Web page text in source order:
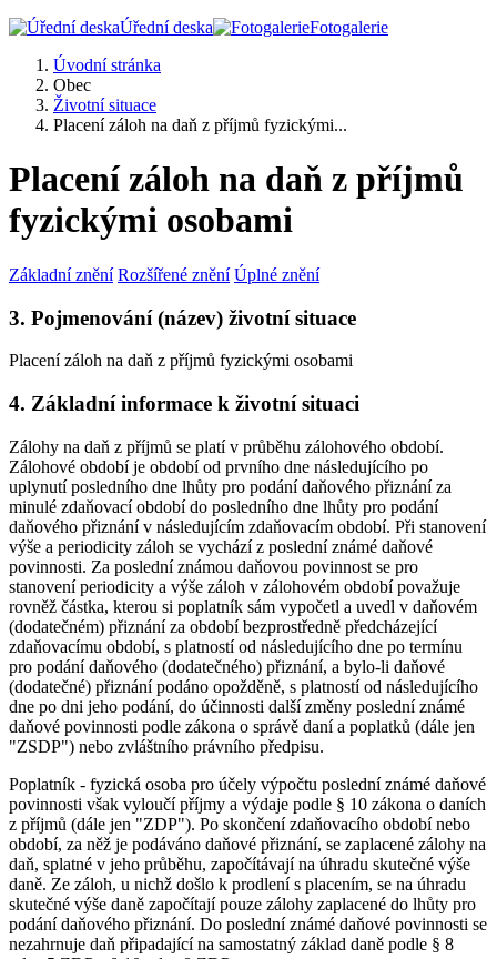
Úřední deska
Fotogalerie
Úvodní stránka
Obec
Životní situace
Placení záloh na daň z příjmů fyzickými...
Placení záloh na daň z příjmů
fyzickými osobami
Základní znění Rozšířené znění Úplné znění
3. Pojmenování (název) životní situace
Placení záloh na daň z příjmů fyzickými osobami
4. Základní informace k životní situaci
Zálohy na daň z příjmů se platí v průběhu zálohového období.
Zálohové období je období od prvního dne následujícího po
uplynutí posledního dne lhůty pro podání daňového přiznání za
minulé zdaňovací období do posledního dne lhůty pro podání
daňového přiznání v následujícím zdaňovacím období. Při stanovení
výše a periodicity záloh se vychází z poslední známé daňové
povinnosti. Za poslední známou daňovou povinnost se pro
stanovení periodicity a výše záloh v zálohovém období považuje
rovněž částka, kterou si poplatník sám vypočetl a uvedl v daňovém
(dodatečném) přiznání za období bezprostředně předcházející
zdaňovacímu období, s platností od následujícího dne po termínu
pro podání daňového (dodatečného) přiznání, a bylo-li daňové
(dodatečné) přiznání podáno opožděně, s platností od následujícího
dne po dni jeho podání, do účinnosti další změny poslední známé
daňové povinnosti podle zákona o správě daní a poplatků (dále jen
"ZSDP") nebo zvláštního právního předpisu.
Poplatník - fyzická osoba pro účely výpočtu poslední známé daňové
povinnosti však vyloučí příjmy a výdaje podle § 10 zákona o daních
z příjmů (dále jen "ZDP"). Po skončení zdaňovacího období nebo
období, za něž je podáváno daňové přiznání, se zaplacené zálohy na
daň, splatné v jeho průběhu, započítávají na úhradu skutečné výše
daně. Ze záloh, u nichž došlo k prodlení s placením, se na úhradu
skutečné výše daně započítají pouze zálohy zaplacené do lhůty pro
podání daňového přiznání. Do poslední známé daňové povinnosti se
nezahrnuje daň připadající na samostatný základ daně podle § 8